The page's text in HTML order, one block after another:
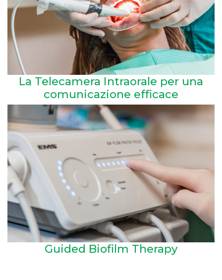
La Telecamera Intraorale per una
comunicazione efficace
Guided Biofilm Therapy